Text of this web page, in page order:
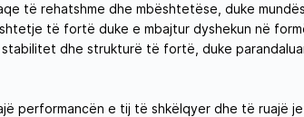
të rehatshme dhe mbështetëse, duke
të fortë duke e mbajtur dyshekun në
dhe strukturë të fortë, duke
performancën e tij të shkëlqyer dhe të ruajë